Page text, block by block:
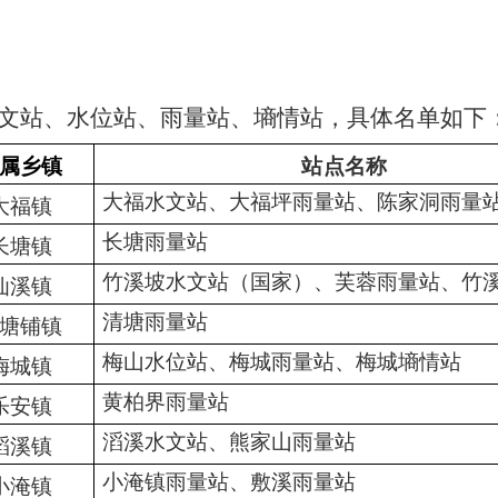
站、水位站、雨量站、墒情站，具体名单如下
乡镇
站点名称
福镇
大福水文站、大福坪雨量站、陈家洞雨量
塘镇
长塘雨量站
溪镇
竹溪坡水文站（国家）、芙蓉雨量站、竹
铺镇
清塘雨量站
城镇 梅山水位站、梅城雨量站、梅城墒情站
安镇
黄柏界雨量站
溪镇
滔溪水文站、熊家山雨量站
淹镇
小淹镇雨量站、敷溪雨量站